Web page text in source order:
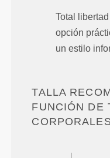
Total
opción
un estilo
TALLA
FUNCIÓN DE